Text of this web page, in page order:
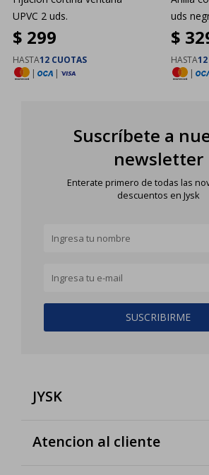
UPVC 2 uds.
$ 299
HASTA12 CUOTAS
|
|
uds
$
HASTA
|
Suscríbete a
newsletter
Enterate primero de todas las
descuentos en Jysk
SUSCRIBIRME
JYSK
Atencion al cliente